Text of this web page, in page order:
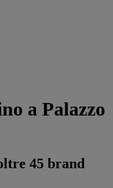
a Palazzo
45 brand